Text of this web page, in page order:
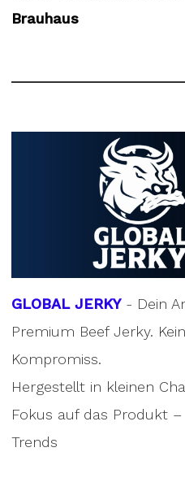
Brauhaus
GLOBAL JERKY- Dein
Premium Beef Jerky. Kein
Kompromiss.
Hergestellt in kleinen
Fokus auf das Produkt
Trends